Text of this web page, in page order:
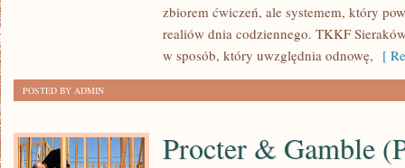
INDYWIDUALNEzbiorem ćwiczeń, ale systemem, który
realiów dnia codziennego. TKKF
w sposób, który uwzględnia odnowę, [
POSTED BY ADMIN
Procter & Gamble